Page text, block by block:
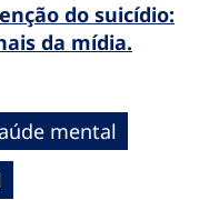
do suicídio:
da mídia.
mental